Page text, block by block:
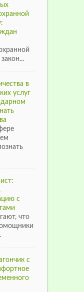
в
услуг
с
что
с